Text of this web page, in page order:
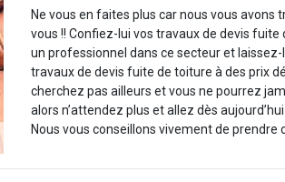
Ne vous en faites plus car nous vous avons
vous !! Confiez-lui vos travaux de devis
un professionnel dans ce secteur et
travaux de devis fuite de toiture à des prix
cherchez pas ailleurs et vous ne pourrez
alors n’attendez plus et allez dès
Nous vous conseillons vivement de prendre